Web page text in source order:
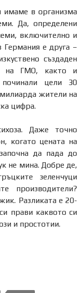
имаме в организма
Да, определени
включително и
Германия е друга –
създаден
на ГМО, както и
починали цели 30
жители на
цифра.
Даже точно
когато цената на
да пада до
не мина. Добре де,
зеленчуци
производители?
Разликата е 20-
прави каквото си
и простотии.